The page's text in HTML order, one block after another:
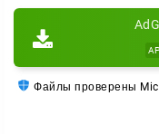
получить через
путешественников
ограничениями
Файлы проверены